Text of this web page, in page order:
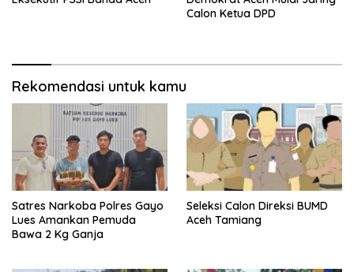
Calon Ketua DPD
Rekomendasi untuk kamu
Satres Narkoba Polres Gayo
Lues Amankan Pemuda
Bawa 2 Kg Ganja
Seleksi Calon Direksi BUMD
Aceh Tamiang